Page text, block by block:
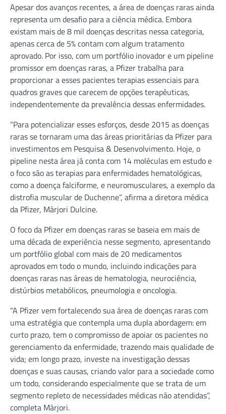
Apesar dos avanços recentes, a área de doenças raras ainda
representa um desafio para a ciência médica. Embora
existam mais de 8 mil doenças descritas nessa categoria,
apenas cerca de 5% contam com algum tratamento
aprovado. Por isso, com um portfólio inovador e um pipeline
promissor em doenças raras, a Pfizer trabalha para
proporcionar a esses pacientes terapias essenciais para
quadros graves que carecem de opções terapêuticas,
independentemente da prevalência dessas enfermidades.
“Para potencializar esses esforços, desde 2015 as doenças
raras se tornaram uma das áreas prioritárias da Pfizer para
investimentos em Pesquisa & Desenvolvimento. Hoje, o
pipeline nesta área já conta com 14 moléculas em estudo e
o foco são as terapias para enfermidades hematológicas,
como a doença falciforme, e neuromusculares, a exemplo da
distrofia muscular de Duchenne”, afirma a diretora médica
da Pfizer, Márjori Dulcine.
O foco da Pfizer em doenças raras se baseia em mais de
uma década de experiência nesse segmento, apresentando
um portfólio global com mais de 20 medicamentos
aprovados em todo o mundo, incluindo indicações para
doenças raras nas áreas de hematologia, neurociência,
distúrbios metabólicos, pneumologia e oncologia.
“A Pfizer vem fortalecendo sua área de doenças raras com
uma estratégia que contempla uma dupla abordagem: em
curto prazo, tem o compromisso de apoiar os pacientes no
gerenciamento da enfermidade, trazendo mais qualidade de
vida; em longo prazo, investe na investigação dessas
doenças e suas causas, criando valor para a sociedade como
um todo, considerando especialmente que se trata de um
segmento repleto de necessidades médicas não atendidas”,
completa Márjori.